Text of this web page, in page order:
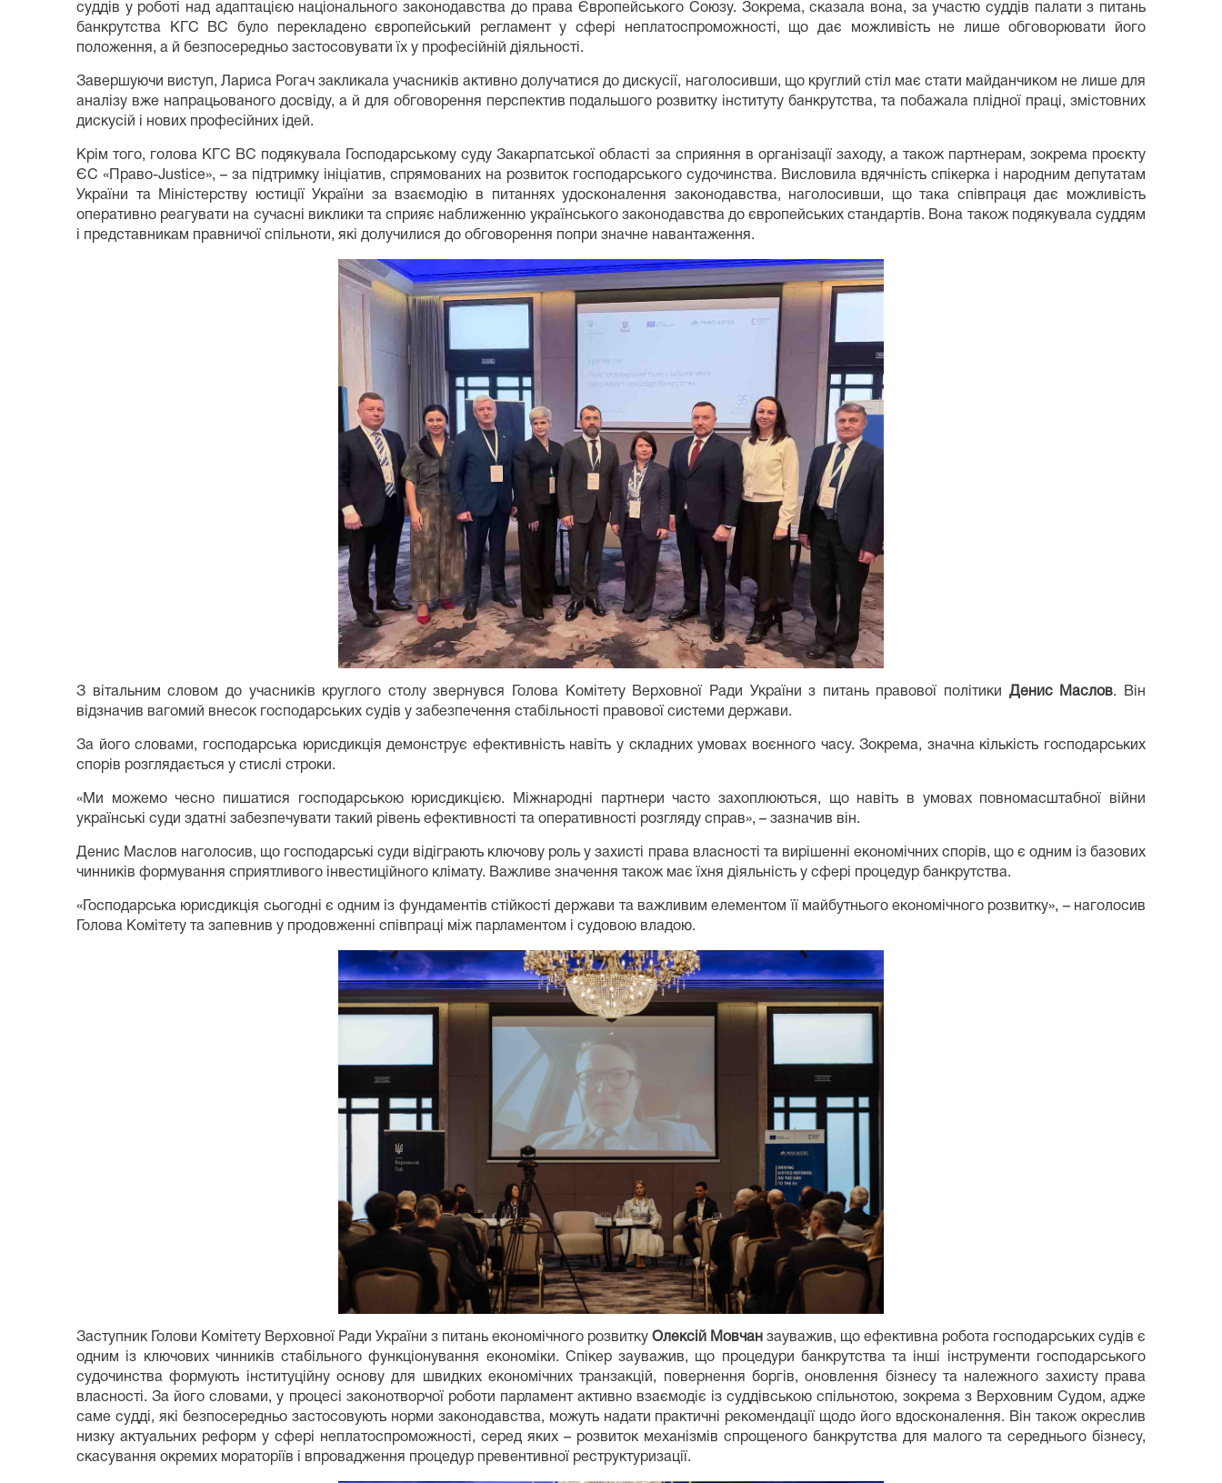
суддів у роботі над адаптацією національного законодавства до права Європейського Союзу. Зокрема, сказала вона, за участю суддів палати з питань
банкрутства КГС ВС було перекладено європейський регламент у сфері неплатоспроможності, що дає можливість не лише обговорювати його
положення, а й безпосередньо застосовувати їх у професійній діяльності.
Завершуючи виступ, Лариса Рогач закликала учасників активно долучатися до дискусії, наголосивши, що круглий стіл має стати майданчиком не лише для
аналізу вже напрацьованого досвіду, а й для обговорення перспектив подальшого розвитку інституту банкрутства, та побажала плідної праці, змістовних
дискусій і нових професійних ідей.
Крім того, голова КГС ВС подякувала Господарському суду Закарпатської області за сприяння в організації заходу, а також партнерам, зокрема проєкту
ЄС «Право-Justice», – за підтримку ініціатив, спрямованих на розвиток господарського судочинства. Висловила вдячність спікерка і народним депутатам
України та Міністерству юстиції України за взаємодію в питаннях удосконалення законодавства, наголосивши, що така співпраця дає можливість
оперативно реагувати на сучасні виклики та сприяє наближенню українського законодавства до європейських стандартів. Вона також подякувала суддям
і представникам правничої спільноти, які долучилися до обговорення попри значне навантаження.
З вітальним словом до учасників круглого столу звернувся Голова Комітету Верховної Ради України з питань правової політики Денис Маслов. Він
відзначив вагомий внесок господарських судів у забезпечення стабільності правової системи держави.
За його словами, господарська юрисдикція демонструє ефективність навіть у складних умовах воєнного часу. Зокрема, значна кількість господарських
спорів розглядається у стислі строки.
«Ми можемо чесно пишатися господарською юрисдикцією. Міжнародні партнери часто захоплюються, що навіть в умовах повномасштабної війни
українські суди здатні забезпечувати такий рівень ефективності та оперативності розгляду справ», – зазначив він.
Денис Маслов наголосив, що господарські суди відіграють ключову роль у захисті права власності та вирішенні економічних спорів, що є одним із базових
чинників формування сприятливого інвестиційного клімату. Важливе значення також має їхня діяльність у сфері процедур банкрутства.
«Господарська юрисдикція сьогодні є одним із фундаментів стійкості держави та важливим елементом її майбутнього економічного розвитку», – наголосив
Голова Комітету та запевнив у продовженні співпраці між парламентом і судовою владою.
Заступник Голови Комітету Верховної Ради України з питань економічного розвитку Олексій Мовчан зауважив, що ефективна робота господарських судів є
одним із ключових чинників стабільного функціонування економіки. Спікер зауважив, що процедури банкрутства та інші інструменти господарського
судочинства формують інституційну основу для швидких економічних транзакцій, повернення боргів, оновлення бізнесу та належного захисту права
власності. За його словами, у процесі законотворчої роботи парламент активно взаємодіє із суддівською спільнотою, зокрема з Верховним Судом, адже
саме судді, які безпосередньо застосовують норми законодавства, можуть надати практичні рекомендації щодо його вдосконалення. Він також окреслив
низку актуальних реформ у сфері неплатоспроможності, серед яких – розвиток механізмів спрощеного банкрутства для малого та середнього бізнесу,
скасування окремих мораторіїв і впровадження процедур превентивної реструктуризації.